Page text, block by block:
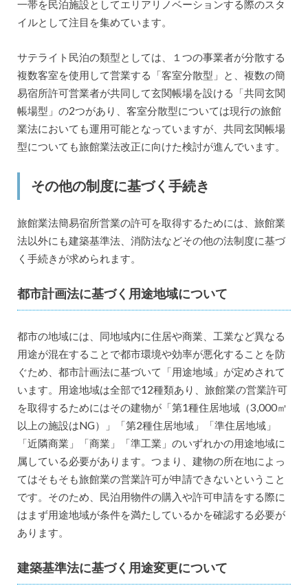
一帯を民泊施設としてエリアリノベーションする際のスタ
イルとして注目を集めています。
サテライト民泊の類型としては、１つの事業者が分散する
複数客室を使用して営業する「客室分散型」と、複数の簡
易宿所許可営業者が共同して玄関帳場を設ける「共同玄関
帳場型」の2つがあり、客室分散型については現行の旅館
業法においても運用可能となっていますが、共同玄関帳場
型についても旅館業法改正に向けた検討が進んでいます。
その他の制度に基づく手続き
旅館業法簡易宿所営業の許可を取得するためには、旅館業
法以外にも建築基準法、消防法などその他の法制度に基づ
く手続きが求められます。
都市計画法に基づく用途地域について
都市の地域には、同地域内に住居や商業、工業など異なる
用途が混在することで都市環境や効率が悪化することを防
ぐため、都市計画法に基づいて「用途地域」が定めされて
います。用途地域は全部で12種類あり、旅館業の営業許可
を取得するためにはその建物が「第1種住居地域（3,000㎡
以上の施設はNG）」「第2種住居地域」「準住居地域」
「近隣商業」「商業」「準工業」のいずれかの用途地域に
属している必要があります。つまり、建物の所在地によっ
てはそもそも旅館業の営業許可が申請できないということ
です。そのため、民泊用物件の購入や許可申請をする際に
はまず用途地域が条件を満たしているかを確認する必要が
あります。
建築基準法に基づく用途変更について